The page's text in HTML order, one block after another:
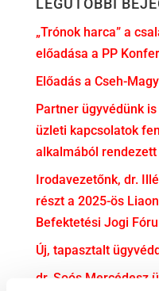
LEGUTÓBBI
„Trónok harca” a
előadása a PP
Előadás a Cseh-
Partner ügyvédünk
üzleti kapcsolatok
alkalmából
Irodavezetőnk, dr.
részt a 2025-ös
Befektetési Jogi
Új, tapasztalt
dr. Soós Mercédesz